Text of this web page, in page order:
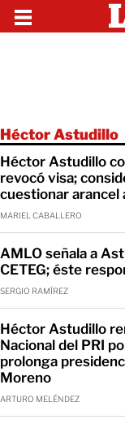
Héctor Astudillo
Héctor Astudillo
revocó visa;
cuestionar arancel
MARIEL CABALLERO
AMLO señala a
CETEG; éste
SERGIO RAMÍREZ
Héctor Astudillo
Nacional del PRI
prolonga
Moreno
ARTURO MELÉNDEZ